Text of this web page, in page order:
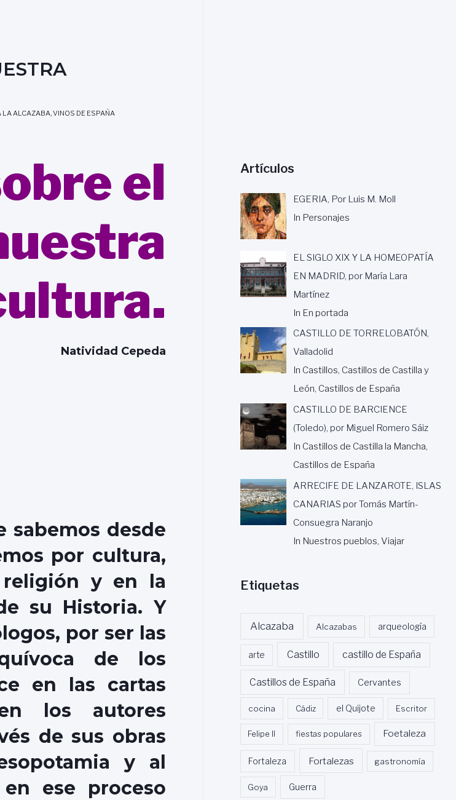
LA ALCAZABA,VINOS DE ESPAÑA
el
Natividad Cepeda
sabemos desde
por cultura,
y en la
su Historia. Y
por ser las
de los
en las cartas
los autores
de sus obras
y al
ese proceso
Artículos
EGERIA, Por Luis M. Moll
In Personajes
EL SIGLO XIX Y LA HOMEOPATÍA
EN MADRID, por María Lara
Martínez
In En portada
CASTILLO DE TORRELOBATÓN,
Valladolid
In Castillos, Castillos de Castilla y
León, Castillos de España
CASTILLO DE BARCIENCE
(Toledo), por Miguel Romero Sáiz
In Castillos de Castilla la Mancha,
Castillos de España
ARRECIFE DE LANZAROTE, ISLAS
CANARIAS por Tomás Martín-
Consuegra Naranjo
In Nuestros pueblos, Viajar
Etiquetas
Alcazaba Alcazabas arqueología
arte Castillo castillo de España
Castillos de España Cervantes
cocina Cádiz el Quijote Escritor
Felipe II fiestas populares Foetaleza
Fortaleza Fortalezas gastronomía
Goya Guerra